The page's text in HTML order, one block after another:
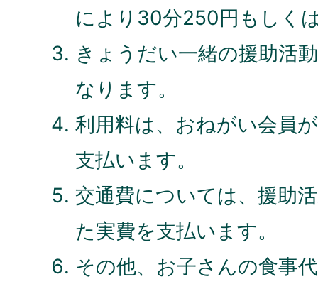
により30分250円もしく
きょうだい一緒の援助活
なります。
利用料は、おねがい会員
支払います。
交通費については、援助
た実費を支払います。
その他、お子さんの食事